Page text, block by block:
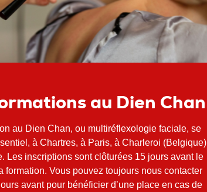
au Dien Chan
au Dien Chan, ou multiréflexologie faciale, se
à Chartres, à Paris, à Charleroi (Belgique)
Les inscriptions sont clôturées 15 jours avant le
formation. Vous pouvez toujours nous contacter
avant pour bénéficier d’une place en cas de